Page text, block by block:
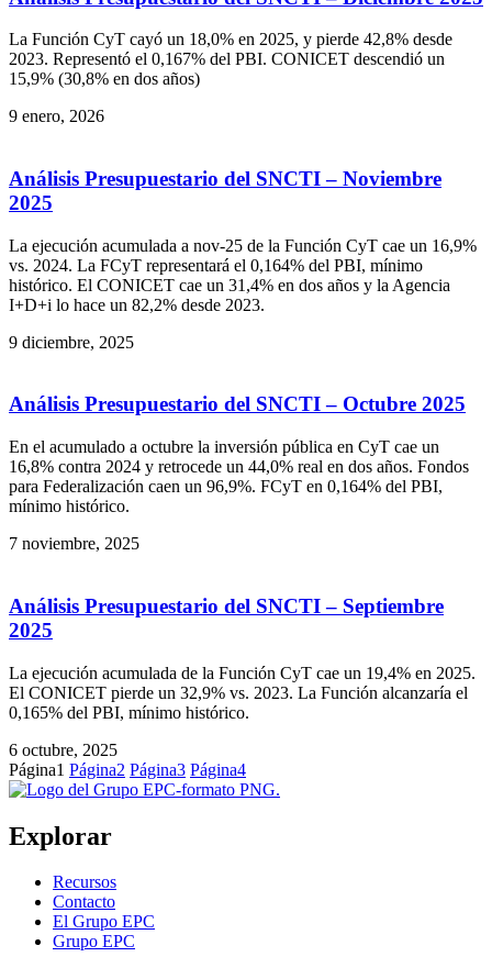
La Función CyT cayó un 18,0% en 2025, y pierde 42,8% desde
2023. Representó el 0,167% del PBI. CONICET descendió un
15,9% (30,8% en dos años)
9 enero, 2026
Análisis Presupuestario del SNCTI – Noviembre
2025
La ejecución acumulada a nov-25 de la Función CyT cae un 16,9%
vs. 2024. La FCyT representará el 0,164% del PBI, mínimo
histórico. El CONICET cae un 31,4% en dos años y la Agencia
I+D+i lo hace un 82,2% desde 2023.
9 diciembre, 2025
Análisis Presupuestario del SNCTI – Octubre 2025
En el acumulado a octubre la inversión pública en CyT cae un
16,8% contra 2024 y retrocede un 44,0% real en dos años. Fondos
para Federalización caen un 96,9%. FCyT en 0,164% del PBI,
mínimo histórico.
7 noviembre, 2025
Análisis Presupuestario del SNCTI – Septiembre
2025
La ejecución acumulada de la Función CyT cae un 19,4% en 2025.
El CONICET pierde un 32,9% vs. 2023. La Función alcanzaría el
0,165% del PBI, mínimo histórico.
6 octubre, 2025
Página1 Página2 Página3 Página4
Explorar
Recursos
Contacto
El Grupo EPC
Grupo EPC